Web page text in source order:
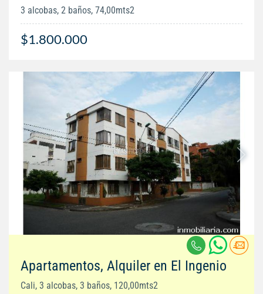
3 alcobas, 2 baños, 74,00mts2
$1.800.000
Apartamentos, Alquiler en El Ingenio
Cali, 3 alcobas, 3 baños, 120,00mts2